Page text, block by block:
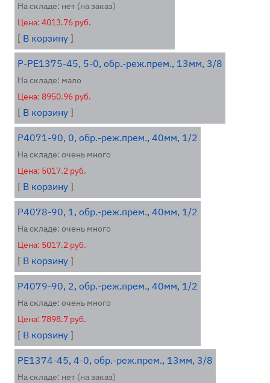
На складе: нет (на заказ)
Цена: 4013.76 руб.
[ В корзину ]
P-PE1375-45, 5-0, обр.-реж.прем., 13мм, 3/8
На складе: мало
Цена: 8950.96 руб.
[ В корзину ]
P4071-90, 0, обр.-реж.прем., 40мм, 1/2
На складе: очень много
Цена: 5017.2 руб.
[ В корзину ]
P4078-90, 1, обр.-реж.прем., 40мм, 1/2
На складе: очень много
Цена: 5017.2 руб.
[ В корзину ]
P4079-90, 2, обр.-реж.прем., 40мм, 1/2
На складе: очень много
Цена: 7898.7 руб.
[ В корзину ]
PE1374-45, 4-0, обр.-реж.прем., 13мм, 3/8
На складе: нет (на заказ)